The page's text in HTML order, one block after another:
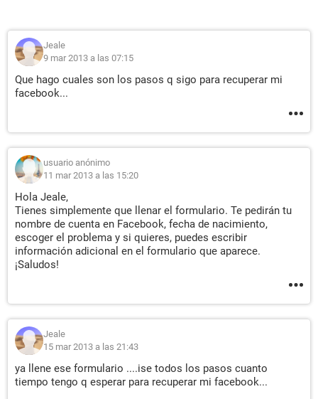
Jeale
9 mar 2013 a las 07:15
Que hago cuales son los pasos q sigo para recuperar mi
facebook...
usuario anónimo
11 mar 2013 a las 15:20
Hola Jeale,
Tienes simplemente que llenar el formulario. Te pedirán tu
nombre de cuenta en Facebook, fecha de nacimiento,
escoger el problema y si quieres, puedes escribir
información adicional en el formulario que aparece.
¡Saludos!
Jeale
15 mar 2013 a las 21:43
ya llene ese formulario ....ise todos los pasos cuanto
tiempo tengo q esperar para recuperar mi facebook...